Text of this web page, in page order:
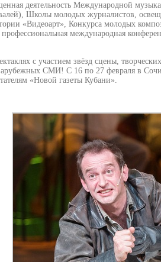
деятельность Международной
Школы молодых журналистов,
«Видеоарт», Конкурса молодых
международная
с участием звёзд сцены,
СМИ! С 16 по 27 февраля в
«Новой газеты Кубани».